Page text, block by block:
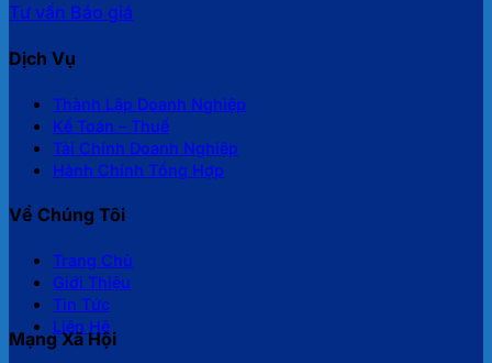
Tư vấn Báo giá
Dịch Vụ
Thành Lập Doanh Nghiệp
Kế Toán – Thuế
Tài Chính Doanh Nghiệp
Hành Chính Tổng Hợp
Về Chúng Tôi
Trang Chủ
Giới Thiệu
Tin Tức
Liên Hệ
Mạng Xã Hội